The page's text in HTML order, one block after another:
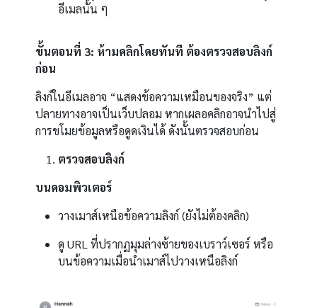
อีเมลนั้น ๆ
ขั้นตอนที่ 3: ห้ามคลิกโดยทันที ต้องตรวจสอบลิงก์
ก่อน
ลิงก์ในอีเมลอาจ “แสดงข้อความเหมือนของจริง” แต่
ปลายทางอาจเป็นเว็บปลอม หากเผลอคลิกอาจนำไปสู่
การขโมยข้อมูลหรือดูดเงินได้ ดังนั้นตรวจสอบก่อน
ตรวจสอบลิงก์
บนคอมพิวเตอร์
วางเมาส์เหนือข้อความลิงก์ (ยังไม่ต้องคลิก)
ดู URL ที่ปรากฏมุมล่างซ้ายของเบราว์เซอร์ หรือ
บนข้อความเมื่อนำเมาส์ไปวางเหนือลิงก์